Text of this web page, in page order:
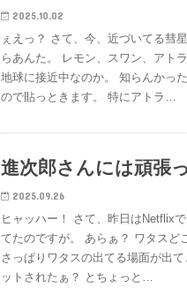
2025.10.02
ぇえっ？ さて、今、近づいてる彗
らあんた。 レモン、スワン、アト
地球に接近中なのか。 知らんかっ
ので貼っときます。 特にアトラ…
進次郎さんには頑張
2025.09.26
ヒャッハー！ さて、昨日はNetflix
てたのですが。 あらぁ？ ワタスど
さっぱりワタスの出てる場面が出
ットされたぁ？ とちょっと…